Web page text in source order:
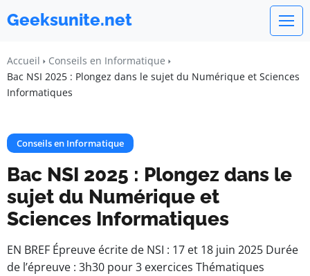
Geeksunite.net
Accueil
Conseils en Informatique
Bac NSI 2025 : Plongez dans le sujet du Numérique et Sciences
Informatiques
Conseils en Informatique
Bac NSI 2025 : Plongez dans le
sujet du Numérique et
Sciences Informatiques
EN BREF Épreuve écrite de NSI : 17 et 18 juin 2025 Durée
de l’épreuve : 3h30 pour 3 exercices Thématiques